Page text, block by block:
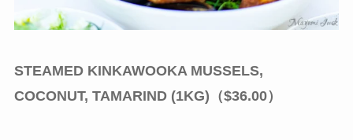
STEAMED KINKAWOOKA MUSSELS,
COCONUT, TAMARIND (1KG)（$36.00）